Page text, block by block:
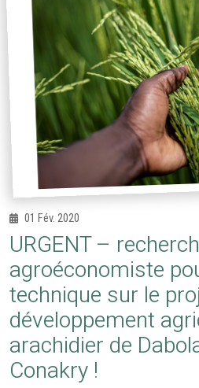
01 Fév. 2020
URGENT –
agroéconomiste
technique sur le
développement
arachidier de
Conakry !